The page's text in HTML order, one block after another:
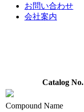
お問い合わせ
会社案内
Catalog No.
Compound Name